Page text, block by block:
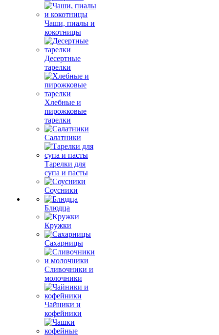
Чаши, пиалы и
кокотницы
Десертные
тарелки
Хлебные и
пирожковые
тарелки
Салатники
Тарелки для
супа и пасты
Соусники
Блюдца
Кружки
Сахарницы
Сливочники и
молочники
Чайники и
кофейники